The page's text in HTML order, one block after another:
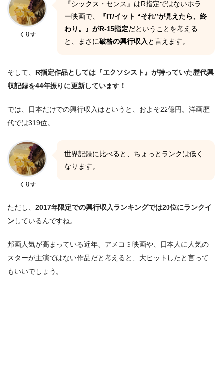
くりす
『シックス・センス』はR指定ではないホラ
ー映画で、
『IT/イット “それ”が見えたら、終
わり。』がR-15指定だということを考える
と、まさに破格の興行収入 と言えます。
そして、 R指定作品としては『エクソシスト』が持っていた歴代興
収記録を44年振りに更新しています！
では、日本だけでの興行収入はというと、およそ22億円。洋画歴
代では319位。
くりす
世界記録に比べると、ちょっとランクは低く
なります。
ただし、 2017年限定での興行収入ランキングでは20位にランクイ
ンしているんですね。
邦画人気が高まっている近年、アメコミ映画や、日本人に人気の
スターが主演ではない作品だと考えると、大ヒットしたと言って
もいいでしょう。